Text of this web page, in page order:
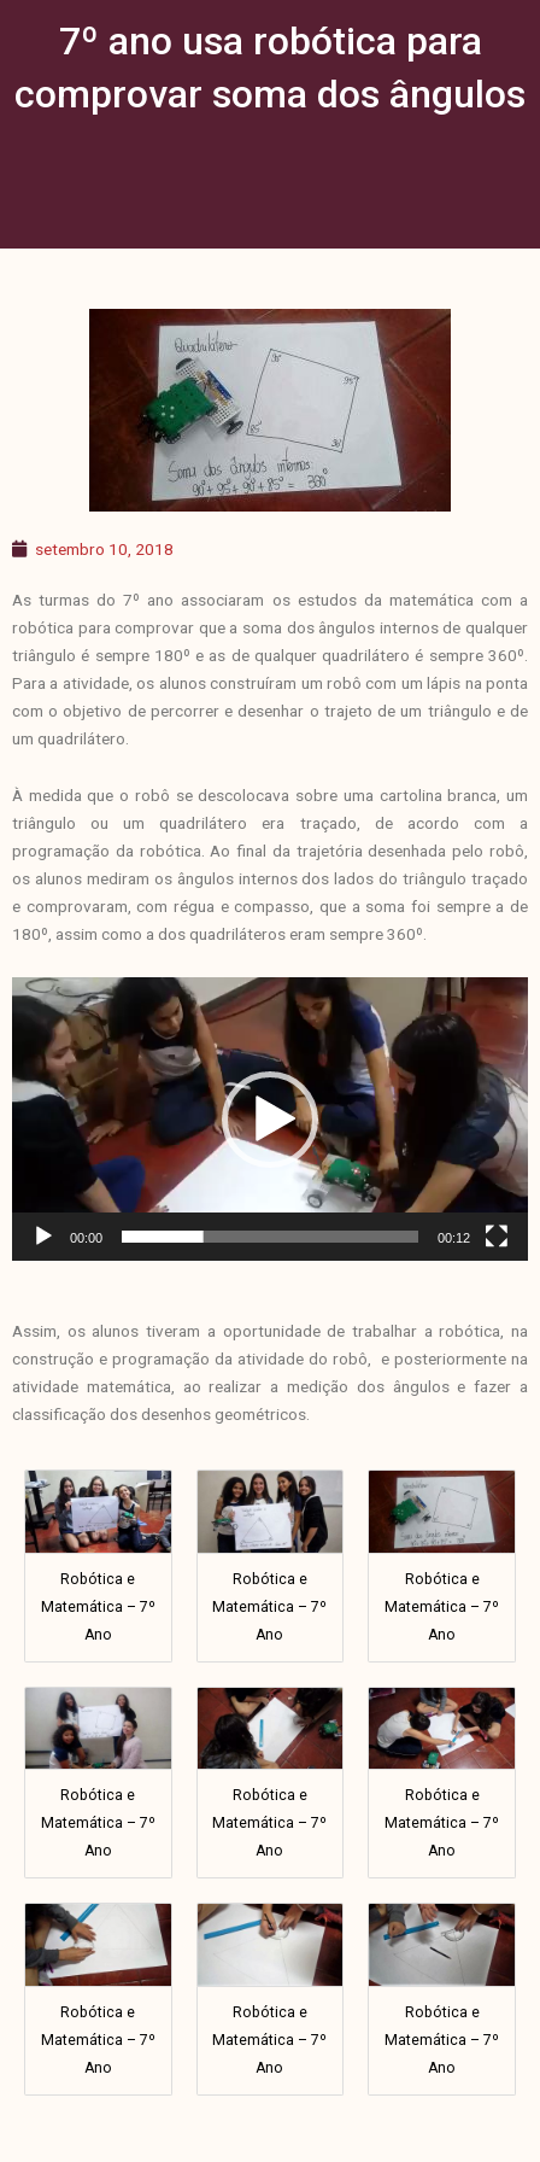
7º ano usa robótica para
comprovar soma dos ângulos
setembro 10, 2018
As turmas do 7º ano associaram os estudos da matemática com a
robótica para comprovar que a soma dos ângulos internos de qualquer
triângulo é sempre 180º e as de qualquer quadrilátero é sempre 360º.
Para a atividade, os alunos construíram um robô com um lápis na ponta
com o objetivo de percorrer e desenhar o trajeto de um triângulo e de
um quadrilátero.
À medida que o robô se descolocava sobre uma cartolina branca, um
triângulo ou um quadrilátero era traçado, de acordo com a
programação da robótica. Ao final da trajetória desenhada pelo robô,
os alunos mediram os ângulos internos dos lados do triângulo traçado
e comprovaram, com régua e compasso, que a soma foi sempre a de
180º, assim como a dos quadriláteros eram sempre 360º.
Tocador
vídeo
00:00 00:12
Assim, os alunos tiveram a oportunidade de trabalhar a robótica, na
construção e programação da atividade do robô, e posteriormente na
atividade matemática, ao realizar a medição dos ângulos e fazer a
classificação dos desenhos geométricos.
Robótica e
Matemática – 7º
Ano
Robótica e
Matemática – 7º
Ano
Robótica e
Matemática – 7º
Ano
Robótica e
Matemática – 7º
Ano
Robótica e
Matemática – 7º
Ano
Robótica e
Matemática – 7º
Ano
Robótica e
Matemática – 7º
Ano
Robótica e
Matemática – 7º
Ano
Robótica e
Matemática – 7º
Ano